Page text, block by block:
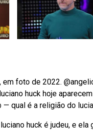
foto de 2022.
huck hoje
qual é a religião do
huck é judeu, e